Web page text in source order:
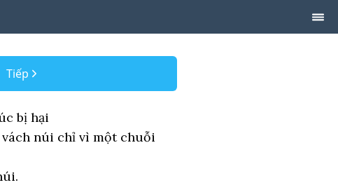
Tiếp
bị hại
núi chỉ vì một chuỗi